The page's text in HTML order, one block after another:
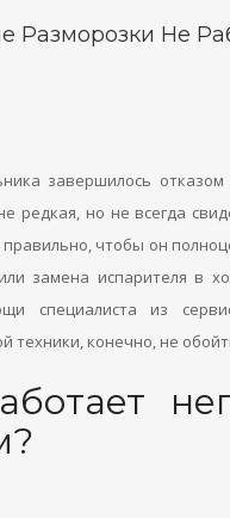
Разморозки Не
завершилось
редкая, но не всегда
чтобы он
замена испарителя в
специалиста из
техники, конечно, не